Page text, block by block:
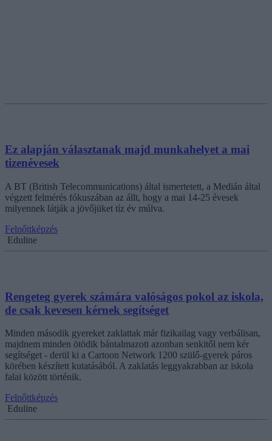
Ez alapján választanak majd munkahelyet a mai
tizenévesek
A BT (British Telecommunications) által ismertetett, a Medián által
végzett felmérés fókuszában az állt, hogy a mai 14-25 évesek
milyennek látják a jövőjüket tíz év múlva.
Felnőttképzés
Eduline
Rengeteg gyerek számára valóságos pokol az iskola,
de csak kevesen kérnek segítséget
Minden második gyereket zaklattak már fizikailag vagy verbálisan,
majdnem minden ötödik bántalmazott azonban senkitől nem kér
segítséget - derül ki a Cartoon Network 1200 szülő-gyerek páros
körében készített kutatásából. A zaklatás leggyakrabban az iskola
falai között történik.
Felnőttképzés
Eduline